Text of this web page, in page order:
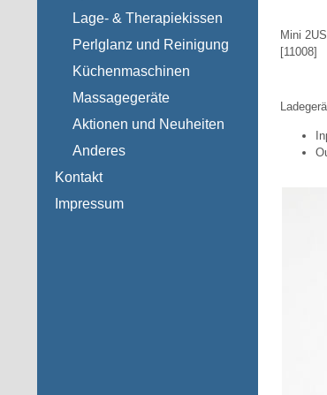
Lage- & Therapiekissen
Perlglanz und Reinigung
Küchenmaschinen
Massagegeräte
Aktionen und Neuheiten
Anderes
Kontakt
Impressum
Mini
[11008]